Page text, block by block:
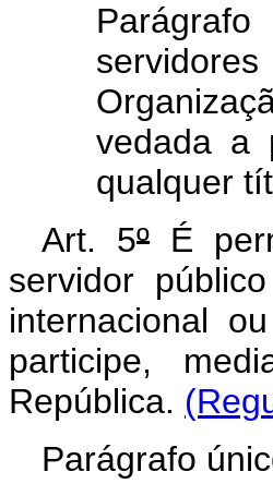
vedada a
qualquer
Art. 5º É
servidor
internacional
participe,
República.
Parágrafo